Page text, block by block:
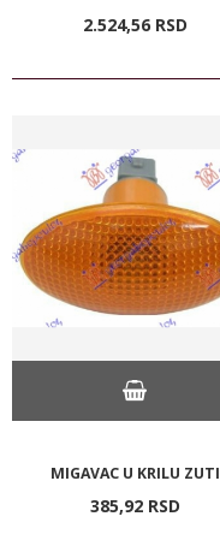
2.524,56 RSD
MIGAVAC U KRILU ZUTI
385,92 RSD